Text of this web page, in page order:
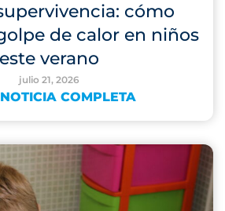
cómo
de calor en niños
este verano
julio 21, 2026
COMPLETA